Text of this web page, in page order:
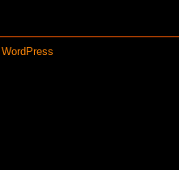
WordPress